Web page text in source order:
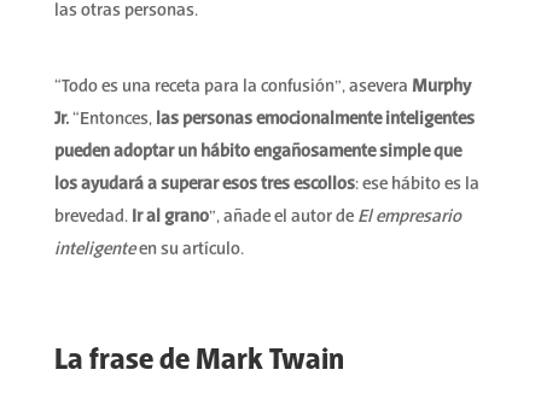
las otras personas.
“Todo es una receta para la confusión”, asevera Murphy
Jr.“Entonces,las personas emocionalmente inteligentes
pueden adoptar un hábito engañosamente simple que
los ayudará a superar esos tres escollos: ese hábito es la
brevedad.Ir al grano”, añade el autor de El empresario
inteligenteen su artículo.
La frase de Mark Twain